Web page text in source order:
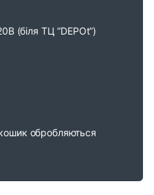
(біля ТЦ “DEPOt”)
обробляються